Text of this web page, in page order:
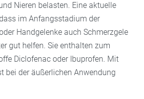
Nieren belasten. Eine aktuelle
im Anfangsstadium der
Handgelenke auch Schmerzgele
gut helfen. Sie enthalten zum
Diclofenac oder Ibuprofen. Mit
bei der äußerlichen Anwendung